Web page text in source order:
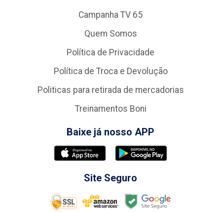
Campanha TV 65
Quem Somos
Política de Privacidade
Política de Troca e Devolução
Politicas para retirada de mercadorias
Treinamentos Boni
Baixe já nosso APP
Site Seguro